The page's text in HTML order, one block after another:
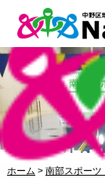
ホーム > 南部スポーツ